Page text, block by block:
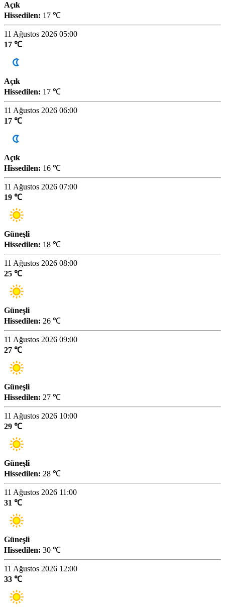
Açık
Hissedilen: 17 ℃
11 Ağustos 2026 05:00
17 ℃
Açık
Hissedilen: 17 ℃
11 Ağustos 2026 06:00
17 ℃
Açık
Hissedilen: 16 ℃
11 Ağustos 2026 07:00
19 ℃
Güneşli
Hissedilen: 18 ℃
11 Ağustos 2026 08:00
25 ℃
Güneşli
Hissedilen: 26 ℃
11 Ağustos 2026 09:00
27 ℃
Güneşli
Hissedilen: 27 ℃
11 Ağustos 2026 10:00
29 ℃
Güneşli
Hissedilen: 28 ℃
11 Ağustos 2026 11:00
31 ℃
Güneşli
Hissedilen: 30 ℃
11 Ağustos 2026 12:00
33 ℃